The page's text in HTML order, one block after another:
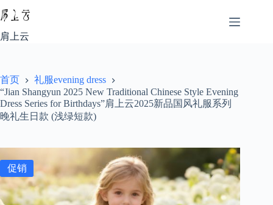
至
内
容
肩上云
首页
礼服evening dress
“Jian Shangyun 2025 New Traditional Chinese Style Evening
Dress Series for Birthdays”肩上云2025新品国风礼服系列
晚礼生日款 (浅绿短款)
促销